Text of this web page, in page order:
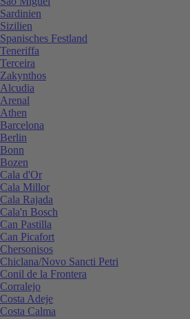
Sardinien
Sizilien
Spanisches Festland
Teneriffa
Terceira
Zakynthos
Alcudia
Arenal
Athen
Barcelona
Berlin
Bonn
Bozen
Cala d'Or
Cala Millor
Cala Rajada
Cala'n Bosch
Can Pastilla
Can Picafort
Chersonisos
Chiclana/Novo Sancti Petri
Conil de la Frontera
Corralejo
Costa Adeje
Costa Calma